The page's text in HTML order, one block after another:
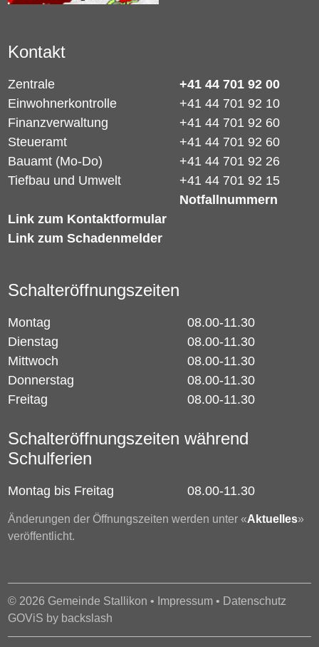
Kontakt
Zentrale
+41 44 701 92 00
Einwohnerkontrolle
+41 44 701 92 10
Finanzverwaltung
+41 44 701 92 60
Steueramt
+41 44 701 92 60
Bauamt (Mo-Do)
+41 44 701 92 26
Tiefbau und Umwelt
Link zum Kontaktformular
Link zum Schadenmelder
+41 44 701 92 15
Notfallnummern
Schalteröffnungszeiten
Montag
08.00-11.30
Dienstag
08.00-11.30
Mittwoch
08.00-11.30
Donnerstag
08.00-11.30
Freitag
08.00-11.30
Schalteröffnungszeiten während
Schulferien
Montag bis Freitag 08.00-11.30
Änderungen der Öffnungszeiten werden unter «Aktuelles»
veröffentlicht.
© 2026 Gemeinde Stallikon • Impressum • Datenschutz
GOViS by backslash